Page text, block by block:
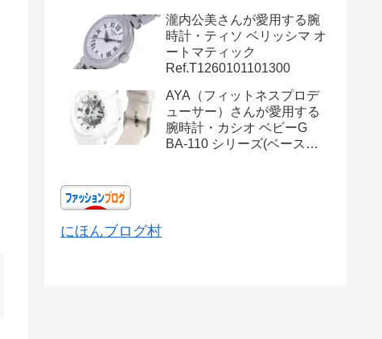
瀧内公美さんが愛用する腕
時計・ティソ ベリッシマ オ
ートマティック
Ref.T1260101101300
AYA（フィットネスプロデ
ューサー）さんが愛用する
腕時計・カシオ ベビーG
BA-110 シリーズ(ベースモ
にほんブログ村